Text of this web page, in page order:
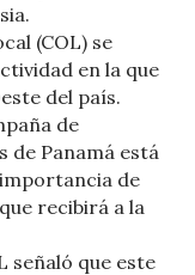
(COL) se
en la que
del país.
de
de Panamá está
de
recibirá a la
señaló que este